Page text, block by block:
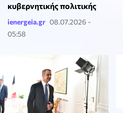
κυβερνητικής πολιτικής
ienergeia.gr 08.07.2026 -
05:58